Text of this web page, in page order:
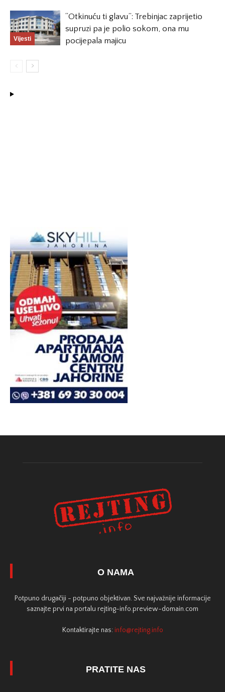
Vijesti
“Otkinuću ti glavu”: Trebinjac zaprijetio
supruzi pa je polio sokom, ona mu
pocijepala majicu
O NAMA
Potpuno drugačiji - potpuno objektivan. Sve najvažnije informacije
saznajte prvi na portalu rejting-info.preview-domain.com
Kontaktirajte nas: info@rejting.info
PRATITE NAS